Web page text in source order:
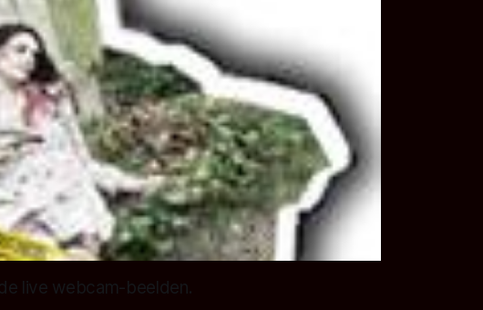
live webcam-beelden.